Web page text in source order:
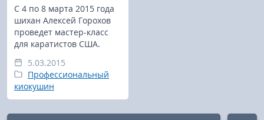
С 4 по 8 марта 2015 года
шихан Алексей Горохов
проведет мастер-класс
для каратистов США.
5.03.2015
Профессиональный
киокушин